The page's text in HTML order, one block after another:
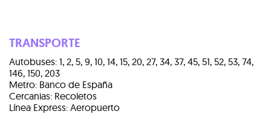
TRANSPORTE
Autobuses: 1, 2, 5, 9, 10, 14, 15, 20, 27, 34, 37, 45, 51, 52, 53, 74,
146, 150, 203
Metro: Banco de España
Cercanias: Recoletos
Línea Express: Aeropuerto